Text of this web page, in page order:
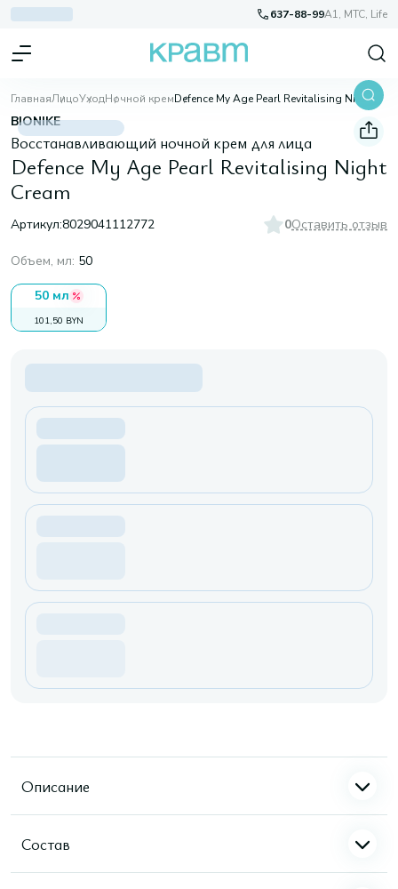
637-88-99A1, МТС, Life
ГлавнаяЛицоУходНочной крем Defence My Age Pearl Revitalising Night Cream
BIONIKE
Восстанавливающий ночной крем для лица
Defence My Age Pearl Revitalising Night
Cream
Артикул:8029041112772 0Оставить отзыв
Объем, мл: 50
50 мл
101,50 BYN
Описание
Состав